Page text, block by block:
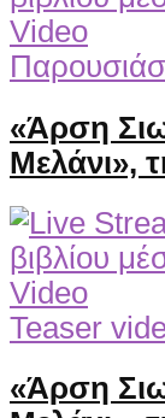
Video
«Άρση
Μελάνι»,
Video
Teaser
«Άρση